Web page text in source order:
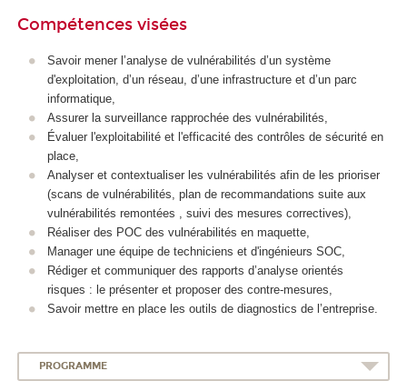
Compétences visées
Savoir mener l’analyse de vulnérabilités d’un système
d'exploitation, d’un réseau, d’une infrastructure et d’un parc
informatique,
Assurer la surveillance rapprochée des vulnérabilités,
Évaluer l'exploitabilité et l'efficacité des contrôles de sécurité en
place,
Analyser et contextualiser les vulnérabilités afin de les prioriser
(scans de vulnérabilités, plan de recommandations suite aux
vulnérabilités remontées , suivi des mesures correctives),
Réaliser des POC des vulnérabilités en maquette,
Manager une équipe de techniciens et d'ingénieurs SOC,
Rédiger et communiquer des rapports d’analyse orientés
risques : le présenter et proposer des contre-mesures,
Savoir mettre en place les outils de diagnostics de l’entreprise.
PROGRAMME